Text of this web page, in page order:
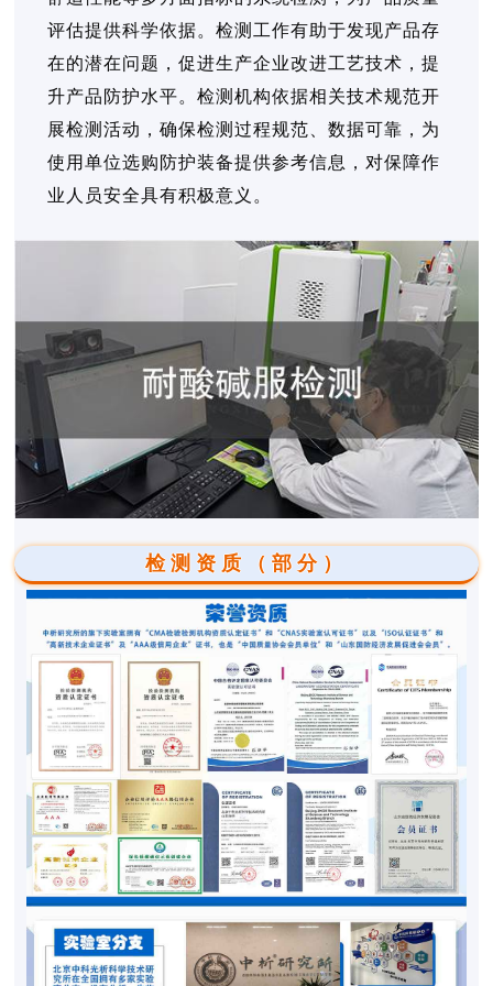
评估提供科学依据。检测工作有助于发现产品存
在的潜在问题，促进生产企业改进工艺技术，提
升产品防护水平。检测机构依据相关技术规范开
展检测活动，确保检测过程规范、数据可靠，为
使用单位选购防护装备提供参考信息，对保障作
业人员安全具有积极意义。
检测资质（部分）